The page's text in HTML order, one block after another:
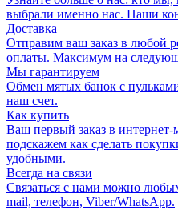
выбрали именно нас. Наши
Доставка
Отправим ваш заказ в любой
оплаты. Максимум на
Мы гарантируем
Обмен мятых банок с
наш счет.
Как купить
Ваш первый заказ в
подскажем как сделать
удобными.
Всегда на связи
Связаться с нами можно
mail, телефон, Viber/WhatsApp.